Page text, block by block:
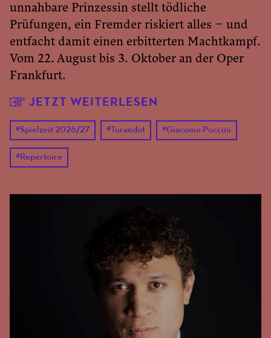
unnahbare Prinzessin stellt tödliche
Prüfungen, ein Fremder riskiert alles – und
entfacht damit einen erbitterten Machtkampf.
Vom 22. August bis 3. Oktober an der Oper
Frankfurt.
JETZT WEITERLESEN
#Spielzeit 2026/27 # Turandot #Giacomo Puccini
#Repertoire